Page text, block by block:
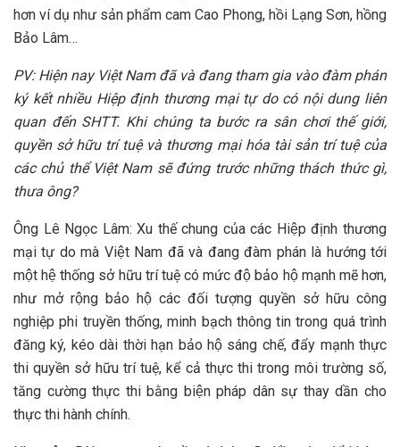
hơn ví dụ như sản phẩm cam Cao Phong, hồi Lạng Sơn, hồng
Bảo Lâm…
PV: Hiện nay Việt Nam đã và đang tham gia vào đàm phán
ký kết nhiều Hiệp định thương mại tự do có nội dung liên
quan đến SHTT. Khi chúng ta bước ra sân chơi thế giới,
quyền sở hữu trí tuệ và thương mại hóa tài sản trí tuệ của
các chủ thể Việt Nam sẽ đứng trước những thách thức gì,
thưa ông?
Ông Lê Ngọc Lâm: Xu thế chung của các Hiệp định thương
mại tự do mà Việt Nam đã và đang đàm phán là hướng tới
một hệ thống sở hữu trí tuệ có mức độ bảo hộ mạnh mẽ hơn,
như mở rộng bảo hộ các đối tượng quyền sở hữu công
nghiệp phi truyền thống, minh bạch thông tin trong quá trình
đăng ký, kéo dài thời hạn bảo hộ sáng chế, đẩy mạnh thực
thi quyền sở hữu trí tuệ, kể cả thực thi trong môi trường số,
tăng cường thực thi bằng biện pháp dân sự thay dần cho
thực thi hành chính.